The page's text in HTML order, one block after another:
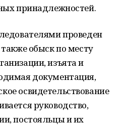
принадлежностей.
проведен
обыск по месту
изъята и
документация,
освидетельствование
руководство,
постояльцы и их